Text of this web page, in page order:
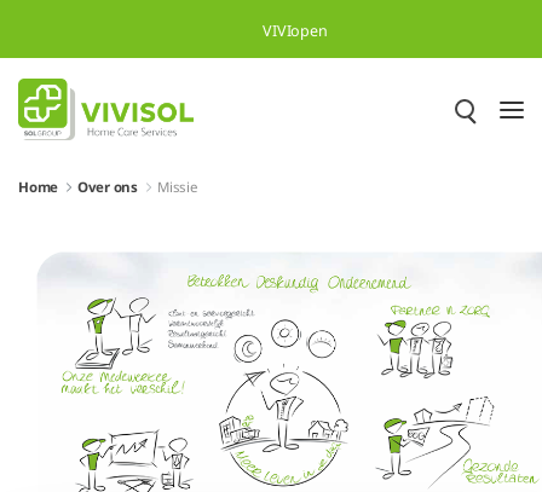
Overslaan en naar hoofdinhoud gaan
VIVIopen
Home Over ons Missie